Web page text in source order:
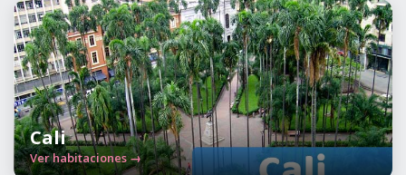
Cali
Ver habitaciones →